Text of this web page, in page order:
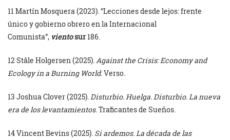
11 Martín Mosquera (2023). “Lecciones desde lejos: frente
único y gobierno obrero en la Internacional
Comunista”, vientosur186.
12 Ståle Holgersen (2025).Against the Crisis: Economy and
Ecology in a Burning World. Verso.
13 Joshua Clover (2025).Disturbio. Huelga. Disturbio. La nueva
era de los levantamientos. Traficantes de Sueños.
14 Vincent Bevins (2025). Si ardemos. La década de las